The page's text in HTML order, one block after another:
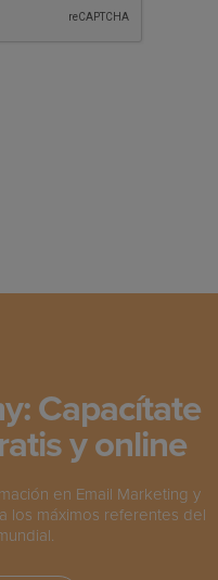
Capacítate
y online
en Email Marketing y
los máximos referentes del